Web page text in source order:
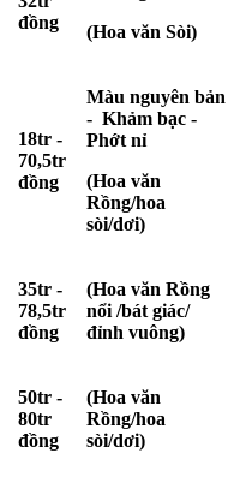
đồng
(Hoa văn Sòi)
18tr -
70,5tr
đồng
Màu nguyên bản
- Khảm bạc -
Phớt nỉ
(Hoa văn
Rồng/hoa
sòi/dơi)
35tr -
78,5tr
đồng
(Hoa văn Rồng
nổi /bát giác/
đỉnh vuông)
50tr -
80tr
đồng
(Hoa văn
Rồng/hoa
sòi/dơi)